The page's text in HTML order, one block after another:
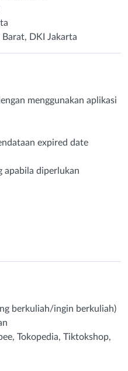
Barat, DKI Jakarta
menggunakan aplikasi
expired date
apabila diperlukan
berkuliah/ingin berkuliah)
Tokopedia, Tiktokshop,